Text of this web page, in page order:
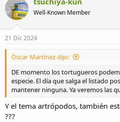
c
i
o
n
e
Well-Known Member
21 Dic 2024
Òscar Martínez dijo:
DE momento los tortugueros
especie. El día que salga el listado
mantener ninguna. Ya veremos las
Y el tema artrópodos, también
???